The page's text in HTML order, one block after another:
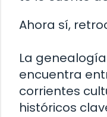
Ahora sí,
La
encuentra
corrientes
históricos